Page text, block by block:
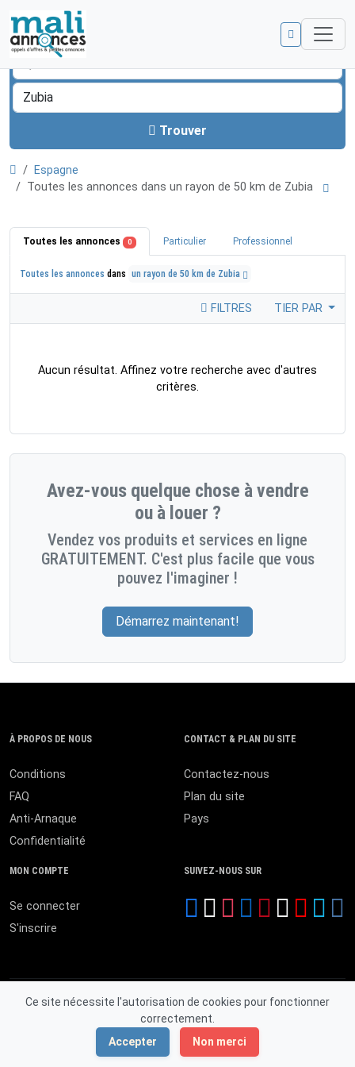
Trouver
Espagne
Toutes les annonces dans un rayon de 50 km de Zubia
Toutes les annonces 0 Particulier Professionnel
Toutes les annonces dans un rayon de 50 km de Zubia
FILTRES TIER PAR
Aucun résultat. Affinez votre recherche avec d'autres
critères.
Avez-vous quelque chose à vendre
ou à louer ?
Vendez vos produits et services en ligne
GRATUITEMENT. C'est plus facile que vous
pouvez l'imaginer !
Démarrez maintenant!
Ce site nécessite l'autorisation de cookies pour fonctionner
correctement.
Accepter
Non merci
À PROPOS DE NOUS
Conditions
FAQ
Anti-Arnaque
Confidentialité
CONTACT & PLAN DU SITE
Contactez-nous
Plan du site
Pays
MON COMPTE
Se connecter
S'inscrire
SUIVEZ-NOUS SUR
© 2026 MALI ANNONCES. Tous droits réservés.